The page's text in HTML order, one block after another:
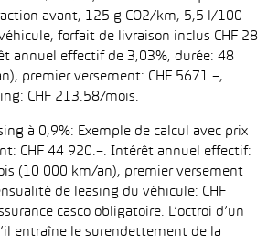
avant, 125 g CO2/km, 5,5 l/100
forfait de livraison inclus CHF 28
annuel effectif de 3,03%, durée: 48
premier versement: CHF 5671.–,
CHF 213.58/mois.
à 0,9%: Exemple de calcul avec prix
CHF 44 920.–. Intérêt annuel effectif:
(10 000 km/an), premier versement
de leasing du véhicule: CHF
casco obligatoire. L’octroi d’un
entraîne le surendettement de la